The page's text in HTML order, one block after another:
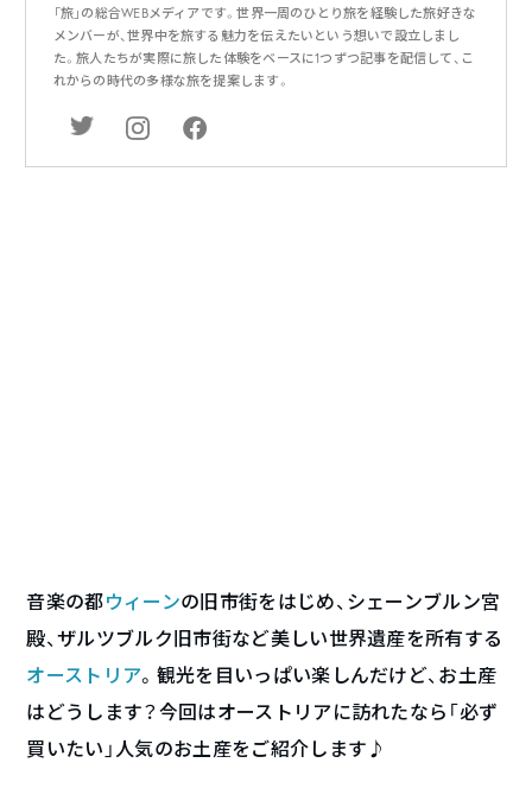
「旅」の総合WEBメディアです。世界一周のひとり旅を経験した旅好きな
メンバーが、世界中を旅する魅力を伝えたいという想いで設立しまし
た。旅人たちが実際に旅した体験をベースに1つずつ記事を配信して、こ
れからの時代の多様な旅を提案します。
音楽の都ウィーンの旧市街をはじめ、シェーンブルン宮
殿、ザルツブルク旧市街など美しい世界遺産を所有する
オーストリア。観光を目いっぱい楽しんだけど、お土産
はどうします？今回はオーストリアに訪れたなら「必ず
買いたい」人気のお土産をご紹介します♪